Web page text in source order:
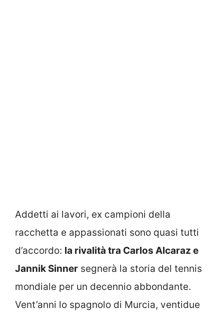
Addetti ai lavori, ex campioni della
racchetta e appassionati sono quasi tutti
d’accordo: la rivalità tra Carlos Alcaraz e
Jannik Sinner segnerà la storia del tennis
mondiale per un decennio abbondante.
Vent’anni lo spagnolo di Murcia, ventidue